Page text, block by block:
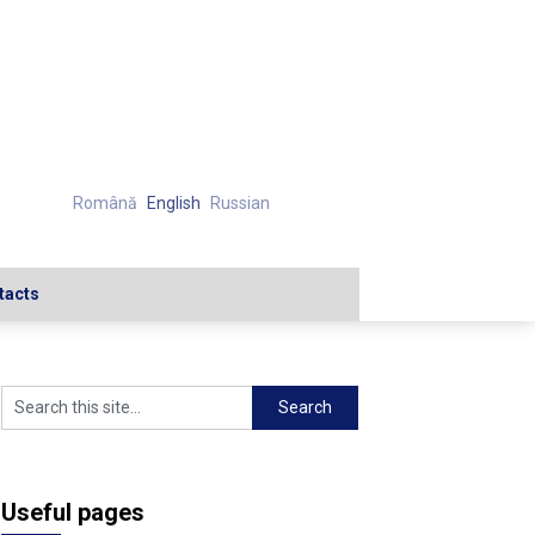
Română English Russian
Useful pages